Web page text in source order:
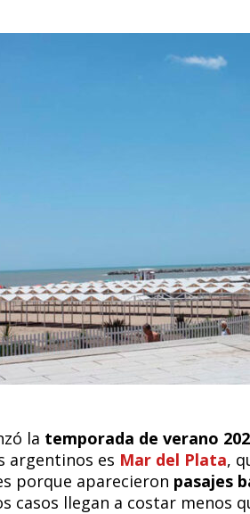
la temporada de verano
argentinos es Mar del Plata,
porque aparecieron pasajes
casos llegan a costar menos